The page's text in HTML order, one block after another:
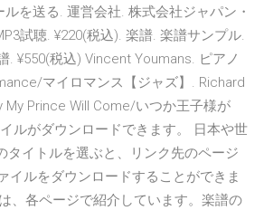
ルを送る. 運営会社. 株式会社ジャパン・
試聴. ¥220(税込). 楽譜. 楽譜サンプル.
. ¥550(税込) Vincent Youmans. ピアノ
マイロマンス【ジャズ】. Richard
My Prince Will Come/いつか王子様が
イルがダウンロードできます。 日本や世
タイトルを選ぶと、リンク先のページ
イルをダウンロードすることができま
、各ページで紹介しています。楽譜の